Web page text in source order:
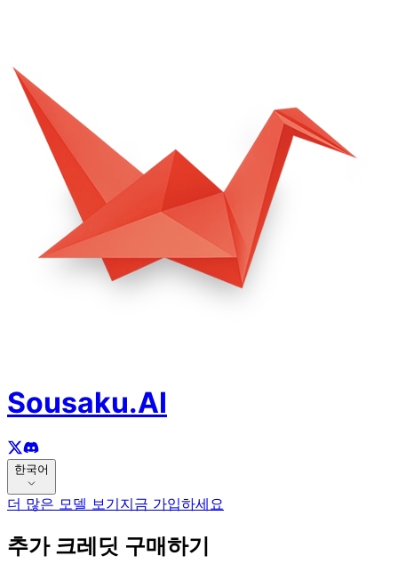
Sousaku.AI
한국어
더 많은 모델 보기지금 가입하세요
추가 크레딧 구매하기